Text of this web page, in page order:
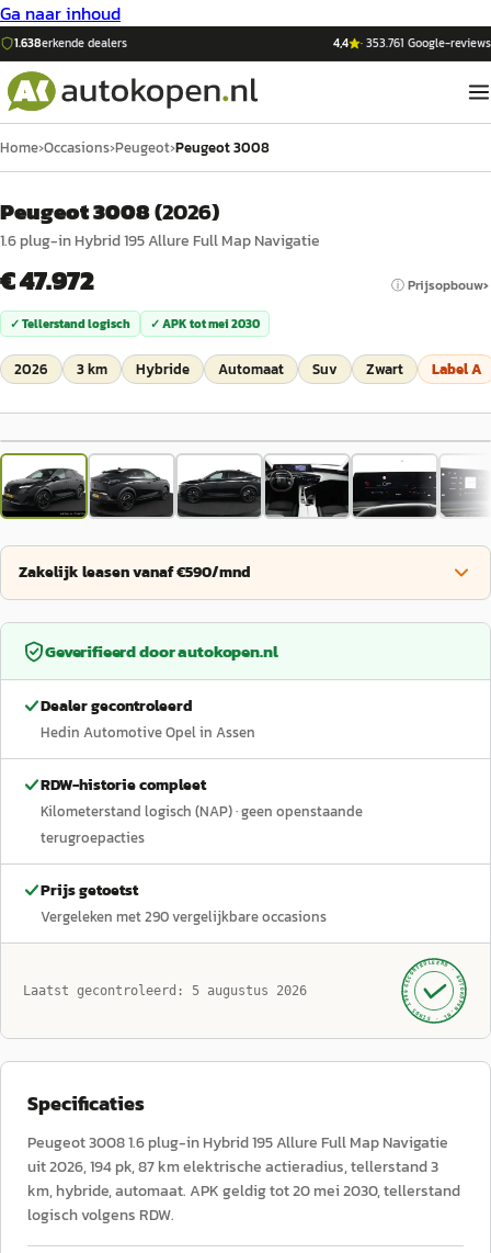
Ga naar inhoud
1.638erkende dealers 4,4 ·353.761 Google-reviews
Home›Occasions›Peugeot›Peugeot 3008
Peugeot 3008(2026)
1.6 plug-in Hybrid 195 Allure Full Map Navigatie
€ 47.972 ⓘ Prijsopbouw
✓ Tellerstand logisch ✓ APK totmei 2030
2026 3 km Hybride Automaat Suv Zwart LabelA
1/51
Zakelijk leasen vanaf €590/mnd
Geverifieerd doorautokopen.nl
Dealer gecontroleerd
Hedin Automotive Opel in Assen
RDW-historie compleet
Kilometerstand logisch (NAP)· geen openstaande
terugroepacties
Prijs getoetst
Vergeleken met290vergelijkbare occasions
Laatst gecontroleerd: 5 augustus 2026 GECONTROLEERD ·
AUTOKOPEN.NL
· SINDS 1999 ·
Specificaties
Peugeot 3008 1.6 plug-in Hybrid 195 Allure Full Map Navigatie
uit 2026, 194 pk, 87 km elektrische actieradius, tellerstand 3
km, hybride, automaat. APK geldig tot 20 mei 2030, tellerstand
logisch volgens RDW.